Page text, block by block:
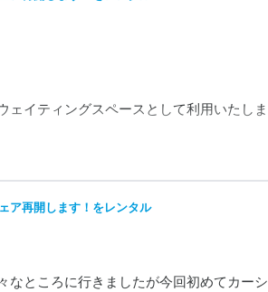
ェイティングスペースとして利用いたし
した。
ア再開します！をレンタル
なところに行きましたが今回初めてカー